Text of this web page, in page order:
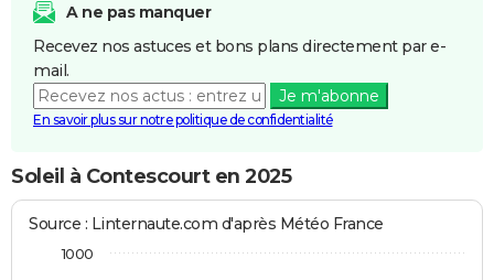
A ne pas manquer
Recevez nos astuces et bons plans directement par e-
mail.
Je m'abonne
En savoir plus sur notre politique de confidentialité
Soleil à Contescourt en 2025
Source : Linternaute.com d'après Météo France
1000